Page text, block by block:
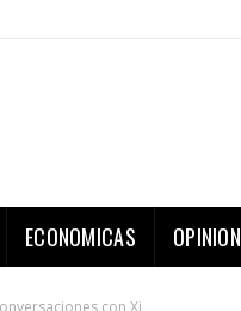
ECONOMICAS OPINION
con Xi